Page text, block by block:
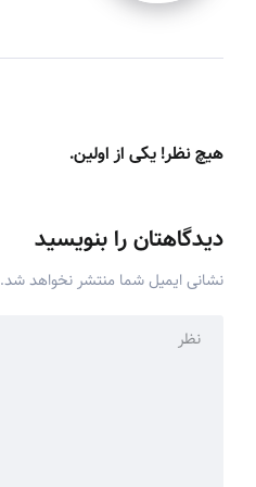
هیچ نظر! یکی از اولین.
دیدگاهتان را بنویسید
نشانی ایمیل شما منتشر نخواهد شد.